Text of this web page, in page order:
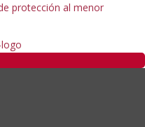
protección al menor